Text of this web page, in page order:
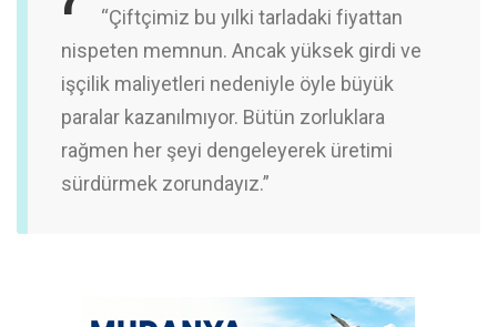
“Çiftçimiz bu yılki tarladaki fiyattan
nispeten memnun. Ancak yüksek girdi ve
işçilik maliyetleri nedeniyle öyle büyük
paralar kazanılmıyor. Bütün zorluklara
rağmen her şeyi dengeleyerek üretimi
sürdürmek zorundayız.”